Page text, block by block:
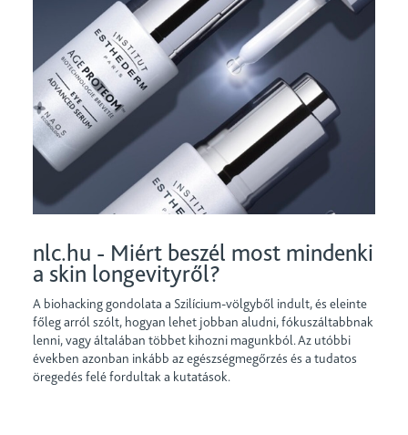
nlc.hu - Miért beszél most mindenki
a skin longevityről?
A biohacking gondolata a Szilícium-völgyből indult, és eleinte
főleg arról szólt, hogyan lehet jobban aludni, fókuszáltabbnak
lenni, vagy általában többet kihozni magunkból. Az utóbbi
években azonban inkább az egészségmegőrzés és a tudatos
öregedés felé fordultak a kutatások.